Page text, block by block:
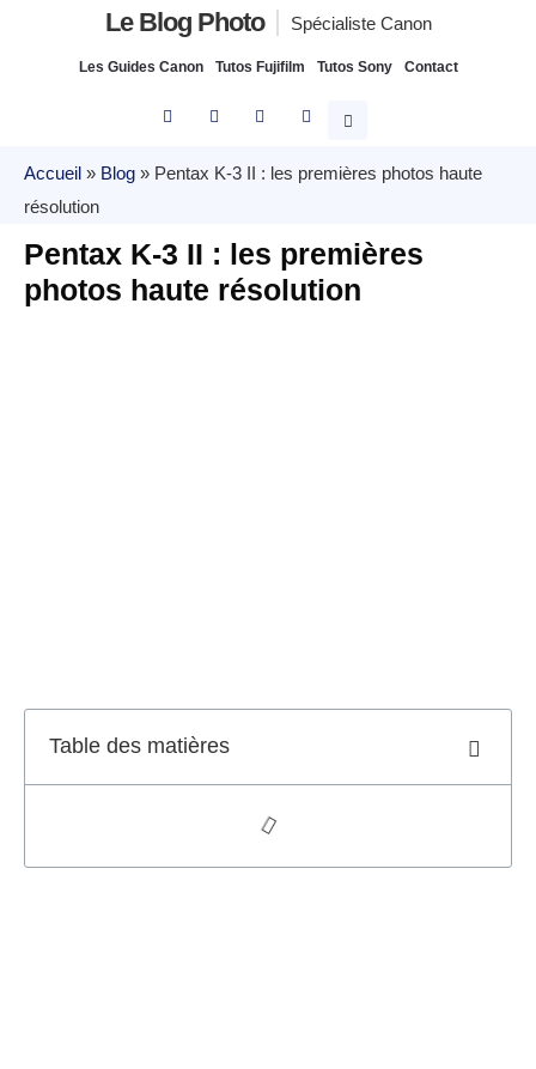
Le Blog Photo Spécialiste Canon
Les Guides Canon Tutos Fujifilm Tutos Sony Contact
Accueil » Blog » Pentax K-3 II : les premières photos haute
résolution
Pentax K-3 II : les premières
photos haute résolution
Table des matières